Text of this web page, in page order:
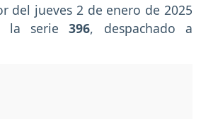
del jueves 2 de enero de 2025
la serie 396, despachado a